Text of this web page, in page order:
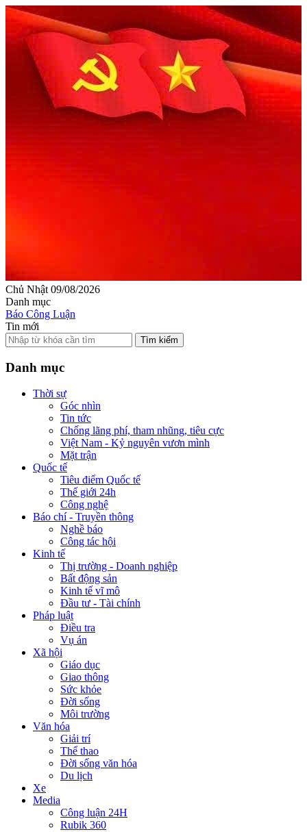
Chủ Nhật 09/08/2026
Danh mục
Báo Công Luận
Tin mới
Tìm kiếm
Danh mục
Thời sự
Góc nhìn
Tin tức
Chống lãng phí, tham nhũng, tiêu cực
Việt Nam - Kỷ nguyên vươn mình
Mặt trận
Quốc tế
Tiêu điểm Quốc tế
Thế giới 24h
Công nghệ
Báo chí - Truyền thông
Nghề báo
Công tác hội
Kinh tế
Thị trường - Doanh nghiệp
Bất động sản
Kinh tế vĩ mô
Đầu tư - Tài chính
Pháp luật
Điều tra
Vụ án
Xã hội
Giáo dục
Giao thông
Sức khỏe
Đời sống
Môi trường
Văn hóa
Giải trí
Thể thao
Đời sống văn hóa
Du lịch
Xe
Media
Công luận 24H
Rubik 360